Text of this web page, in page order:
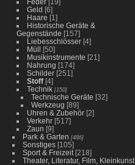
Geld [6]
Haare [1]
Historische Geräte &
Gegenstände [157]
Liebesschlösser [4]
Müll [50]
Musikinstrumente [21]
Nahrung [174]
Schilder [251]
Stoff [4]
Technik [150]
Technische Geräte [32]
Werkzeug [89]
Uhren & Zubehör [2]
Verkehr [517]
Zaun [9]
Park & Garten [486]
Sonstiges [105]
Sport & Freizeit [218]
Theater, Literatur, Film, Kleinkunst